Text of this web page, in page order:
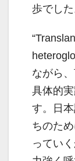
歩でした
ながら
具体的
す。日
ちのた
ってい